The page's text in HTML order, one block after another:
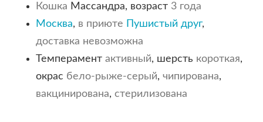
Кошка Массандра, возраст 3 года
Москва, в приюте Пушистый друг,
доставка невозможна
Темперамент активный, шерсть короткая,
окрас бело-рыже-серый, чипирована,
вакцинирована, стерилизована